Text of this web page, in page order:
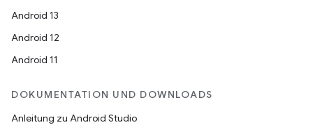
Android 13
Android 12
Android 11
DOKUMENTATION UND DOWNLOADS
Anleitung zu Android Studio